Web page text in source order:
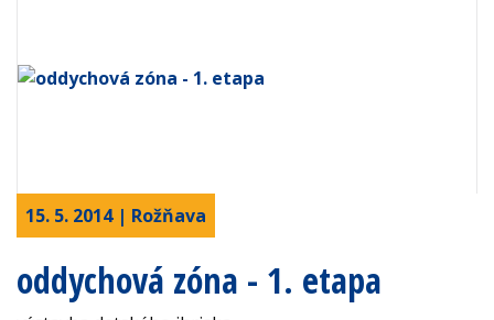
15. 5. 2014 | Rožňava
oddychová zóna - 1. etapa